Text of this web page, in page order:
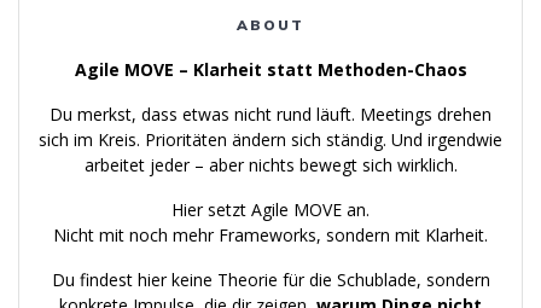
ABOUT
Agile MOVE – Klarheit statt Methoden-Chaos
Du merkst, dass etwas nicht rund läuft. Meetings drehen
sich im Kreis. Prioritäten ändern sich ständig. Und irgendwie
arbeitet jeder – aber nichts bewegt sich wirklich.
Hier setzt Agile MOVE an.
Nicht mit noch mehr Frameworks, sondern mit Klarheit.
Du findest hier keine Theorie für die Schublade, sondern